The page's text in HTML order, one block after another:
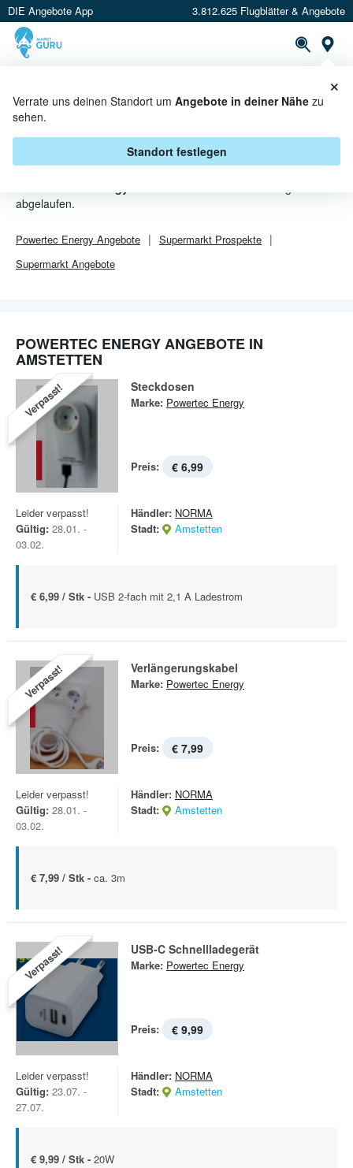
DIE Angebote App 3.812.625 Flugblätter & Angebote
Verrate uns deinen Standort um Angebote in deiner Nähe zu
sehen.
Standort festlegen
×
POWERTEC ENERGY ANGEBOTE
IN AMSTETTEN
abgelaufen.
Powertec Energy Angebote Supermarkt Prospekte
Supermarkt Angebote
POWERTEC ENERGY ANGEBOTE IN
AMSTETTEN
Verpasst! Steckdosen
Marke: Powertec Energy
Preis: € 6,99
Leider verpasst!
Gültig: 28.01. -
03.02.
Händler: NORMA
Stadt:
Amstetten
€ 6,99 / Stk - USB 2-fach mit 2,1 A Ladestrom
Verpasst! Verlängerungskabel
Marke: Powertec Energy
Preis: € 7,99
Leider verpasst!
Gültig: 28.01. -
03.02.
Händler: NORMA
Stadt:
Amstetten
€ 7,99 / Stk - ca. 3m
Verpasst! USB-C Schnellladegerät
Marke: Powertec Energy
Preis: € 9,99
Leider verpasst!
Gültig: 23.07. -
27.07.
Händler: NORMA
Stadt:
Amstetten
€ 9,99 / Stk - 20W